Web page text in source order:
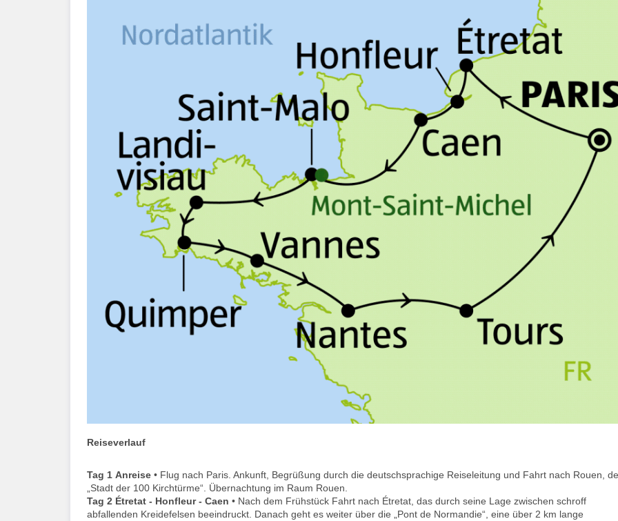
Reiseverlauf
Tag 1 Anreise • Flug nach Paris. Ankunft, Begrüßung durch die deutschsprachige Reiseleitung und Fahrt nach Rouen,
„Stadt der 100 Kirchtürme“. Übernachtung im Raum Rouen.
Tag 2 Étretat - Honfleur - Caen • Nach dem Frühstück Fahrt nach Étretat, das durch seine Lage zwischen schroff
abfallenden Kreidefelsen beeindruckt. Danach geht es weiter über die „Pont de Normandie“, eine über 2 km lange